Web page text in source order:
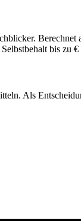
Berechnet
bis zu €
Als